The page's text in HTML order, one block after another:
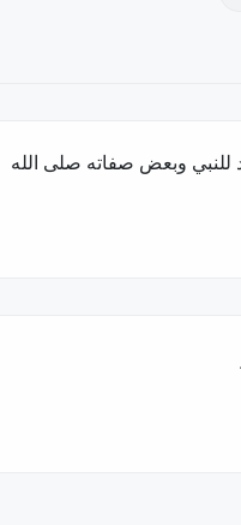
وبعض صفاته صلى الله